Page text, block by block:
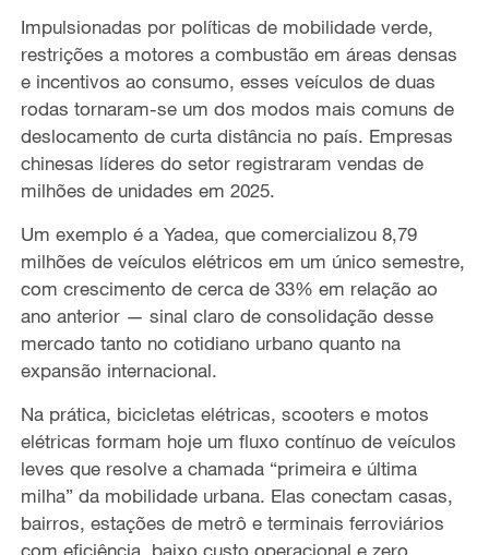
Impulsionadas por políticas de mobilidade verde,
restrições a motores a combustão em áreas densas
e incentivos ao consumo, esses veículos de duas
rodas tornaram-se um dos modos mais comuns de
deslocamento de curta distância no país. Empresas
chinesas líderes do setor registraram vendas de
milhões de unidades em 2025.
Um exemplo é a Yadea, que comercializou 8,79
milhões de veículos elétricos em um único semestre,
com crescimento de cerca de 33% em relação ao
ano anterior — sinal claro de consolidação desse
mercado tanto no cotidiano urbano quanto na
expansão internacional.
Na prática, bicicletas elétricas, scooters e motos
elétricas formam hoje um fluxo contínuo de veículos
leves que resolve a chamada “primeira e última
milha” da mobilidade urbana. Elas conectam casas,
bairros, estações de metrô e terminais ferroviários
com eficiência, baixo custo operacional e zero